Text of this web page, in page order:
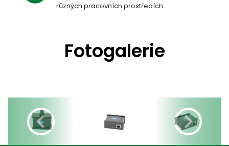
různých pracovních prostředích.
Fotogalerie
Previous Next